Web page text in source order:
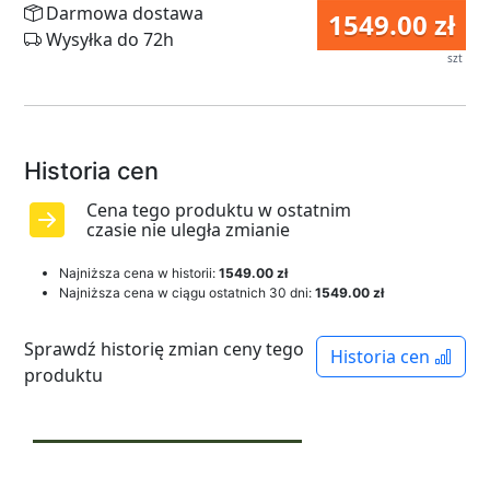
1549.00 zł
szt
Darmowa dostawa
Wysyłka do 72h
Historia cen
Cena tego produktu w ostatnim
czasie nie uległa zmianie
Najniższa cena w historii: 1549.00 zł
Najniższa cena w ciągu ostatnich 30 dni: 1549.00 zł
Historia cen
Sprawdź historię zmian ceny tego
produktu